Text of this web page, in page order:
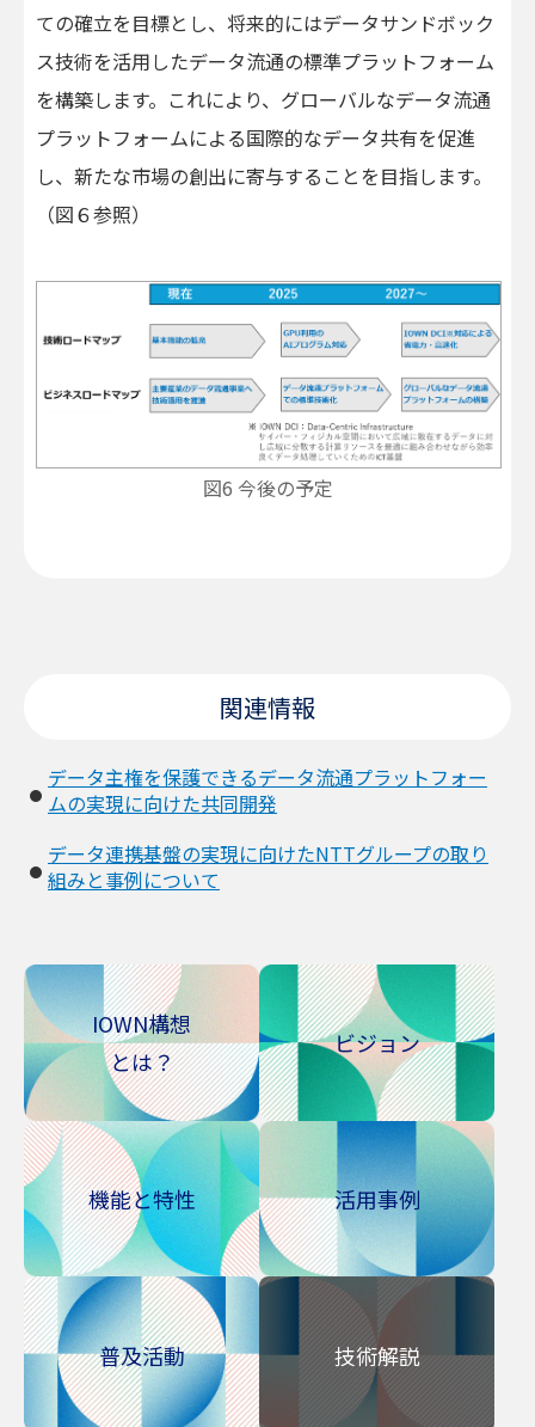
ての確立を目標とし、将来的にはデータサンドボック
ス技術を活用したデータ流通の標準プラットフォーム
を構築します。これにより、グローバルなデータ流通
プラットフォームによる国際的なデータ共有を促進
し、新たな市場の創出に寄与することを目指します。
（図６参照）
図6 今後の予定
関連情報
データ主権を保護できるデータ流通プラットフォー
ムの実現に向けた共同開発
データ連携基盤の実現に向けたNTTグループの取り
組みと事例について
IOWN構想
とは？
ビジョン
機能と特性 活用事例
普及活動 技術解説